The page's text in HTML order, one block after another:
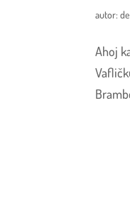
autor:
Ahoj